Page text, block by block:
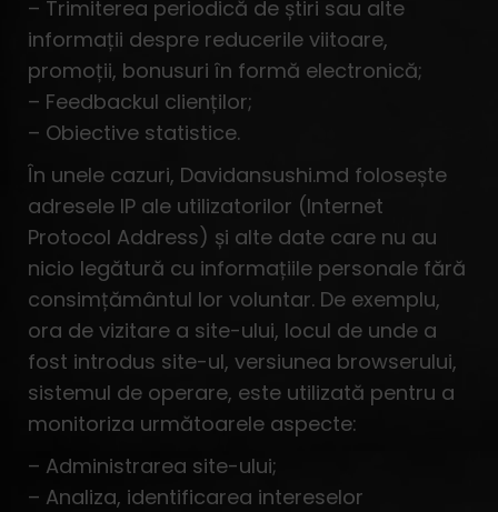
– Trimiterea periodică de știri sau alte
informații despre reducerile viitoare,
promoții, bonusuri în formă electronică;
– Feedbackul clienților;
– Obiective statistice.
În unele cazuri, Davidansushi.md folosește
adresele IP ale utilizatorilor (Internet
Protocol Address) și alte date care nu au
nicio legătură cu informațiile personale fără
consimțământul lor voluntar. De exemplu,
ora de vizitare a site-ului, locul de unde a
fost introdus site-ul, versiunea browserului,
sistemul de operare, este utilizată pentru a
monitoriza următoarele aspecte:
– Administrarea site-ului;
– Analiza, identificarea intereselor